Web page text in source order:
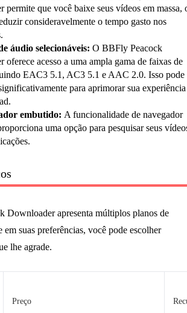
permite que você baixe seus vídeos em massa,
consideravelmente o tempo gasto nos
áudio selecionáveis: O BBFly Peacock
oferece acesso a uma ampla gama de faixas de
EAC3 5.1, AC3 5.1 e AAC 2.0. Isso pode
para aprimorar sua experiência
embutido: A funcionalidade de navegador
uma opção para pesquisar seus
Downloader apresenta múltiplos planos de
em suas preferências, você pode escolher
lhe agrade.
Preço